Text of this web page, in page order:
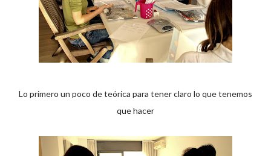
Lo primero un poco de teórica para tener claro lo que tenemos
que hacer